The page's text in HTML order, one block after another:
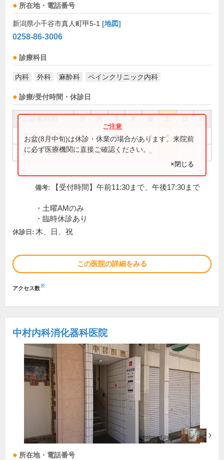
所在地・電話番号
新潟県小千谷市真人町甲5-1 [地図]
0258-86-3006
診療科目
内科 外科 麻酔科 ペインクリニック内科
診療/受付時間・休診日
祝
9:00～12:00 ● ● ● ●
14:00～18:00 ● ● ●
お盆(8月中旬)は休診・休業の場合があります。来院前
に必ず医療機関に直接ご確認ください。
×閉じる
備考: 【受付時間】午前11:30まで、午後17:30まで
・土曜AMのみ
・臨時休診あり
休診日: 木、日、祝
この医院の詳細をみる
アクセス数※
中村内科消化器科医院
所在地・電話番号